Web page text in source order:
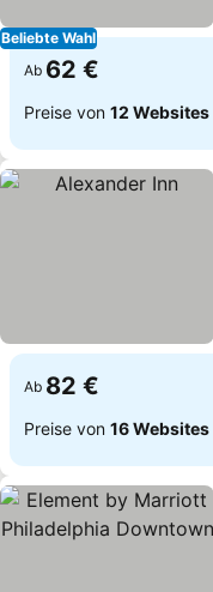
Beliebte Wahl
Ab 62 €
Preise von 12 Websites
Ab 82 €
Preise von 16 Websites